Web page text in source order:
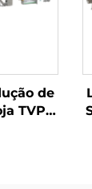
de
TVP e